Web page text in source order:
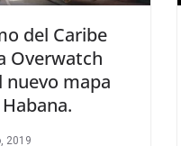
del Caribe
Overwatch
nuevo mapa
2019